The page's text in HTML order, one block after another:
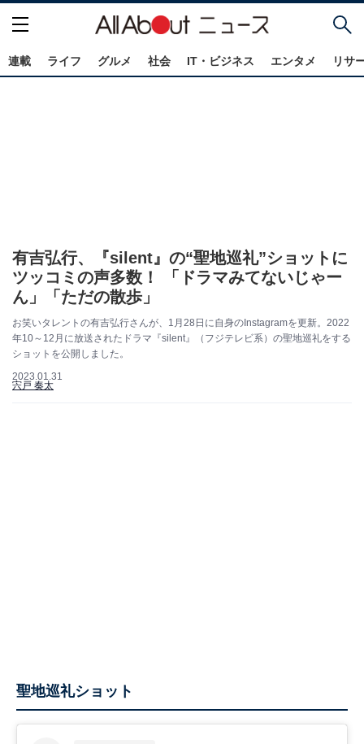
連載 ライフ グルメ 社会 IT・ビジネス エンタメ リサ
有吉弘行、『silent』の“聖地巡礼”ショットに
ツッコミの声多数！ 「ドラマみてないじゃー
ん」「ただの散歩」
お笑いタレントの有吉弘行さんが、1月28日に自身のInstagramを更新。2022
年10～12月に放送されたドラマ『silent』（フジテレビ系）の聖地巡礼をする
ショットを公開しました。
2023.01.31
宍戸 奏太
聖地巡礼ショット